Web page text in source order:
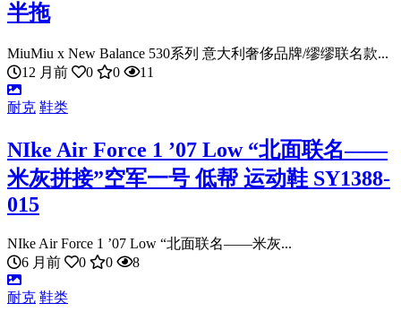
半拖
MiuMiu x New Balance 530系列 意大利奢侈品牌/缪缪联名款...
12 月前
0 0 11
耐克 鞋类
NIke Air Force 1 ’07 Low “北面联名——
米灰拼接”空军一号 低帮 运动鞋 SY1388-
015
NIke Air Force 1 ’07 Low “北面联名——米灰...
6 月前
0 0 8
耐克 鞋类